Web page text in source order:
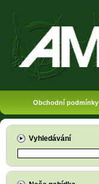
Obchodní podmínky
Vyhledávání